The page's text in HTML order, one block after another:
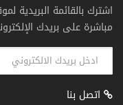
اشترك بالقائمة البريدية
مباشرة على بريدك
اتصل بنا